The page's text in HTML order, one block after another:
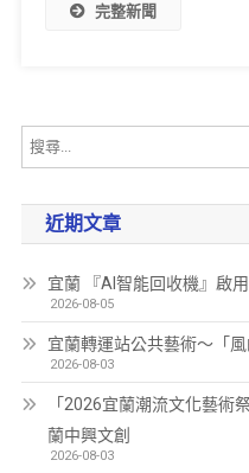
完整新聞
近期文章
宜蘭 『AI智能回收機』啟
2026-08-05
宜蘭轉運站公共藝術～「
2026-08-03
「2026宜蘭潮流文化藝
蘭中興文創
2026-08-03